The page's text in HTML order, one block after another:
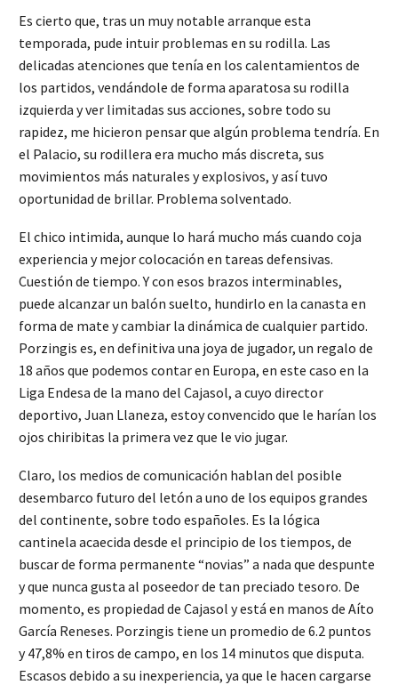
Es cierto que, tras un muy notable arranque esta
temporada, pude intuir problemas en su rodilla. Las
delicadas atenciones que tenía en los calentamientos de
los partidos, vendándole de forma aparatosa su rodilla
izquierda y ver limitadas sus acciones, sobre todo su
rapidez, me hicieron pensar que algún problema tendría. En
el Palacio, su rodillera era mucho más discreta, sus
movimientos más naturales y explosivos, y así tuvo
oportunidad de brillar. Problema solventado.
El chico intimida, aunque lo hará mucho más cuando coja
experiencia y mejor colocación en tareas defensivas.
Cuestión de tiempo. Y con esos brazos interminables,
puede alcanzar un balón suelto, hundirlo en la canasta en
forma de mate y cambiar la dinámica de cualquier partido.
Porzingis es, en definitiva una joya de jugador, un regalo de
18 años que podemos contar en Europa, en este caso en la
Liga Endesa de la mano del Cajasol, a cuyo director
deportivo, Juan Llaneza, estoy convencido que le harían los
ojos chiribitas la primera vez que le vio jugar.
Claro, los medios de comunicación hablan del posible
desembarco futuro del letón a uno de los equipos grandes
del continente, sobre todo españoles. Es la lógica
cantinela acaecida desde el principio de los tiempos, de
buscar de forma permanente “novias” a nada que despunte
y que nunca gusta al poseedor de tan preciado tesoro. De
momento, es propiedad de Cajasol y está en manos de Aíto
García Reneses. Porzingis tiene un promedio de 6.2 puntos
y 47,8% en tiros de campo, en los 14 minutos que disputa.
Escasos debido a su inexperiencia, ya que le hacen cargarse